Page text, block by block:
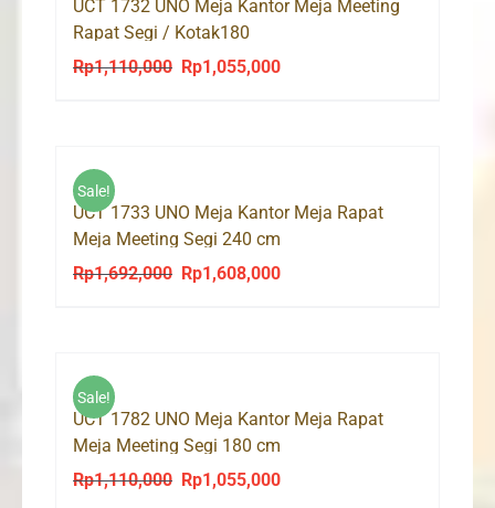
UCT 1732 UNO Meja Kantor Meja Meeting
Rapat Segi / Kotak180
Rp1,110,000
Original
Rp1,055,000Current
Sale!
UCT 1733 UNO Meja Kantor Meja Rapat
Meja Meeting Segi 240 cm
Rp1,692,000
Original
Rp1,608,000Current
Sale!
UCT 1782 UNO Meja Kantor Meja Rapat
Meja Meeting Segi 180 cm
Rp1,110,000
Original
Rp1,055,000Current